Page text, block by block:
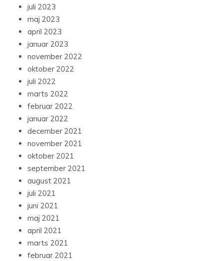
juli 2023
maj 2023
april 2023
januar 2023
november 2022
oktober 2022
juli 2022
marts 2022
februar 2022
januar 2022
december 2021
november 2021
oktober 2021
september 2021
august 2021
juli 2021
juni 2021
maj 2021
april 2021
marts 2021
februar 2021